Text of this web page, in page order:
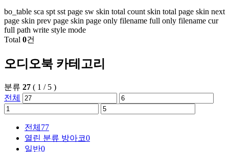
bo_table sca spt sst page sw skin total count skin total page skin next
page skin prev page skin page only filename full only filename cur
full path write style mode
Total 0건
오디오북 카테고리
분류 27 ( 1 / 5 )
전체
전체 77
열린 분류 방아코0
일반0